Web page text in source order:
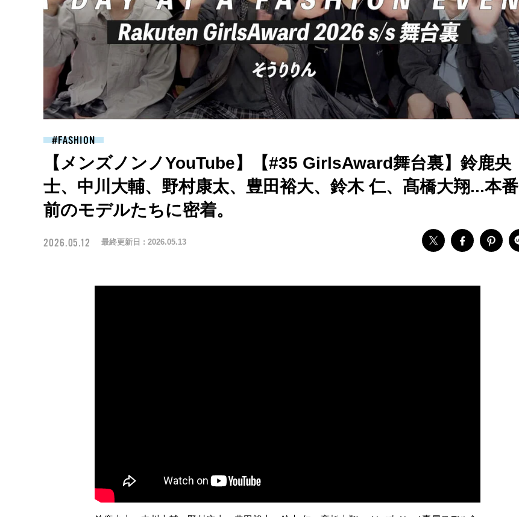
FASHION
【メンズノンノYouTube】【#35 GirlsAward舞台裏】鈴鹿央
士、中川大輔、野村康太、豊田裕大、鈴木 仁、髙橋大翔...本番
前のモデルたちに密着。
2026.05.12 最終更新日 : 2026.05.13